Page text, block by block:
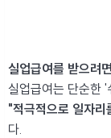
실업급여를 받으려
실업급여는 단순한
"적극적으로 일자리
다.